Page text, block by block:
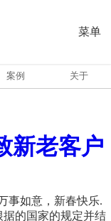
菜单
案例 关于
新老客户
事如意，新春快乐.
的国家的规定并结